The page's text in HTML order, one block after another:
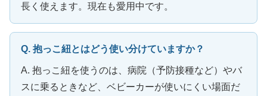
長く使えます。現在も愛用中です。
Q. 抱っこ紐とはどう使い分けていますか？
A. 抱っこ紐を使うのは、病院（予防接種など）やバ
スに乗るときなど、ベビーカーが使いにくい場面だ